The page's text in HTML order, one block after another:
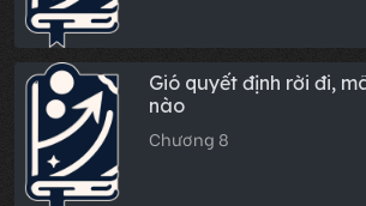
Gió quyết định rời đi,
nào
Chương 8